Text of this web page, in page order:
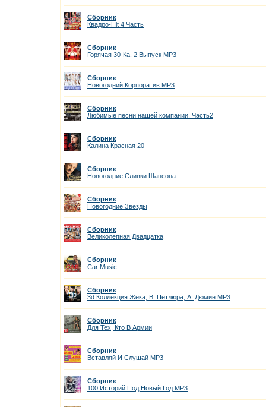
Сборник
Квадро-Hit 4 Часть
Сборник
Горячая 30-Ка. 2 Выпуск MP3
Сборник
Новогодний Корпоратив MP3
Сборник
Любимые песни нашей компании. Часть2
Сборник
Калина Красная 20
Сборник
Новогодние Сливки Шансона
Сборник
Новогодние Звезды
Сборник
Великолепная Двадцатка
Сборник
Car Music
Сборник
3d Коллекция Жека, В. Петлюра, А. Дюмин MP3
Сборник
Для Тех, Кто В Армии
Сборник
Вставляй И Слушай MP3
Сборник
100 Историй Под Новый Год MP3